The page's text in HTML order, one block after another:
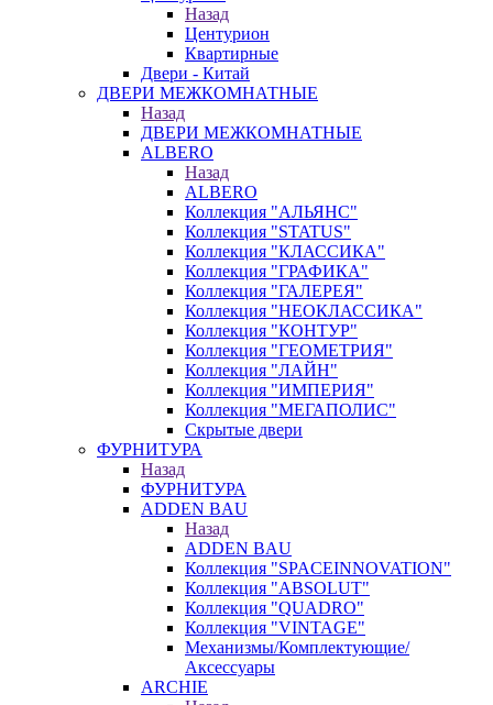
Назад
Центурион
Квартирные
Двери - Китай
ДВЕРИ МЕЖКОМНАТНЫЕ
Назад
ДВЕРИ МЕЖКОМНАТНЫЕ
ALBERO
Назад
ALBERO
Коллекция "АЛЬЯНС"
Коллекция "STATUS"
Коллекция "КЛАССИКА"
Коллекция "ГРАФИКА"
Коллекция "ГАЛЕРЕЯ"
Коллекция "НЕОКЛАССИКА"
Коллекция "КОНТУР"
Коллекция "ГЕОМЕТРИЯ"
Коллекция "ЛАЙН"
Коллекция "ИМПЕРИЯ"
Коллекция "МЕГАПОЛИС"
Скрытые двери
ФУРНИТУРА
Назад
ФУРНИТУРА
ADDEN BAU
Назад
ADDEN BAU
Коллекция "SPACEINNOVATION"
Коллекция "ABSOLUT"
Коллекция "QUADRO"
Коллекция "VINTAGE"
Механизмы/Комплектующие/
Аксессуары
ARCHIE